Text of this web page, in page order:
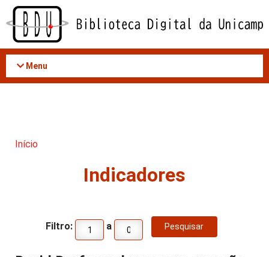
Acessar
conteúdo
Menu
Início
Indicadores
Filtro: a